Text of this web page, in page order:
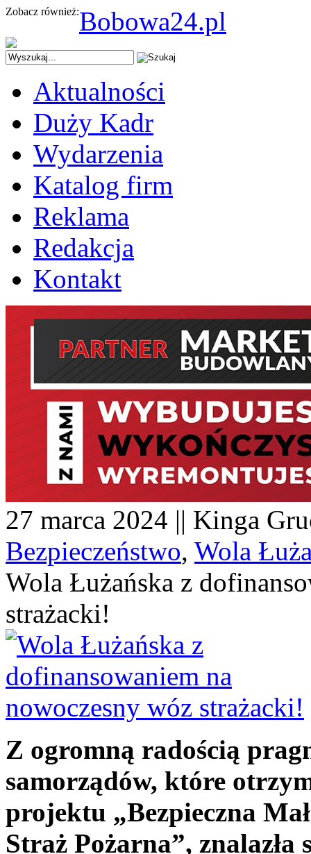
Zobacz również:Bobowa24.pl
Aktualności
Duży Kadr
Wydarzenia
Katalog firm
Reklama
Redakcja
Kontakt
27 marca 2024 || Kinga
Bezpieczeństwo, Wola
Wola Łużańska z
strażacki!
Z ogromną radością
samorządów, które
projektu „Bezpieczna
Straż Pożarna”,